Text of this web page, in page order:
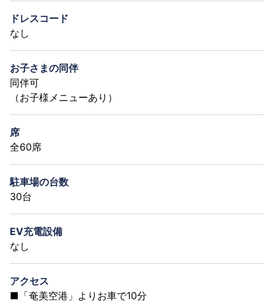
ドレスコード
なし
お子さまの同伴
同伴可
（お子様メニューあり）
席
全60席
駐車場の台数
30台
EV充電設備
なし
アクセス
■「奄美空港」よりお車で10分